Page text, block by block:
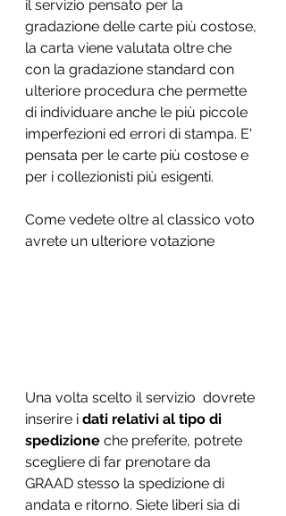
il servizio pensato per la
gradazione delle carte più costose,
la carta viene valutata oltre che
con la gradazione standard con
ulteriore procedura che permette
di individuare anche le più piccole
imperfezioni ed errori di stampa. E'
pensata per le carte più costose e
per i collezionisti più esigenti.
Come vedete oltre al classico voto
avrete un ulteriore votazione
Una volta scelto il servizio  dovrete
inserire i dati relativi al tipo di
spedizione che preferite, potrete
scegliere di far prenotare da
GRAAD stesso la spedizione di
andata e ritorno. Siete liberi sia di